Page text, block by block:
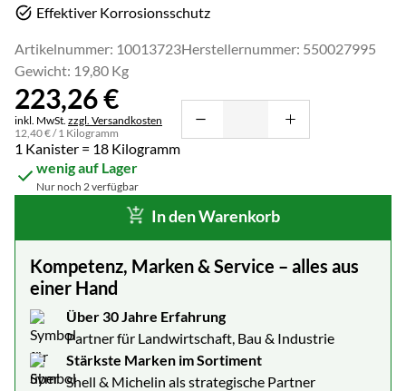
Effektiver Korrosionsschutz
Artikelnummer: 10013723Herstellernummer: 550027995
Gewicht: 19,80 Kg
223,26€
Steuerhinweis:
inkl. MwSt. zzgl. Versandkosten
12 40€/ 1 Kilogramm
1 Kanister = 18 Kilogramm
wenig auf Lager
Nur noch 2 verfügbar
In den Warenkorb
Kompetenz, Marken & Service – alles aus
einer Hand
Über 30 Jahre Erfahrung
Partner für Landwirtschaft, Bau & Industrie
Stärkste Marken im Sortiment
Shell & Michelin als strategische Partner